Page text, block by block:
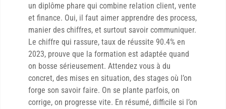
un diplôme phare qui combine relation client, vente
et finance. Oui, il faut aimer apprendre des process,
manier des chiffres, et surtout savoir communiquer.
Le chiffre qui rassure, taux de réussite 90.4% en
2023, prouve que la formation est adaptée quand
on bosse sérieusement. Attendez vous à du
concret, des mises en situation, des stages où l’on
forge son savoir faire. On se plante parfois, on
corrige, on progresse vite. En résumé, difficile si l’on